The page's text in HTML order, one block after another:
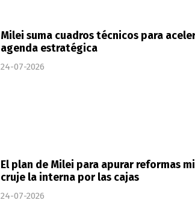
Milei suma cuadros técnicos para
agenda estratégica
24-07-2026
El plan de Milei para apurar reformas
cruje la interna por las cajas
24-07-2026